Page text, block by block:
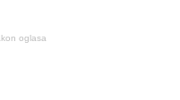
oglasa